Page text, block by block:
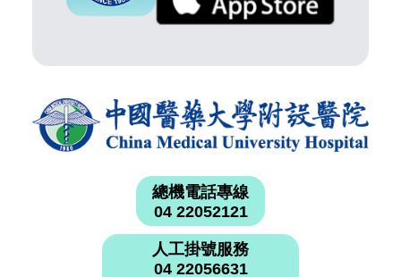
總機電話專線
04 22052121
人工掛號服務
04 22056631